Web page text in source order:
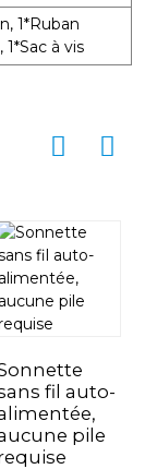
1*Ruban
à vis
fil auto-
pile